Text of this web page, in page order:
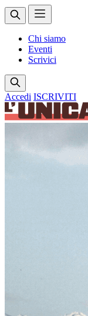
Chi siamo
Eventi
Scrivici
Accedi ISCRIVITI